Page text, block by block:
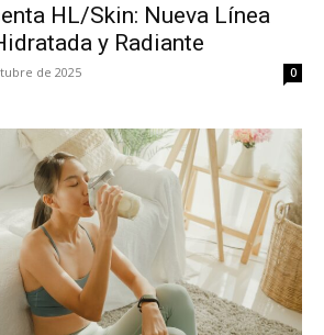
HL/Skin: Nueva Línea
y Radiante
de 2025 0